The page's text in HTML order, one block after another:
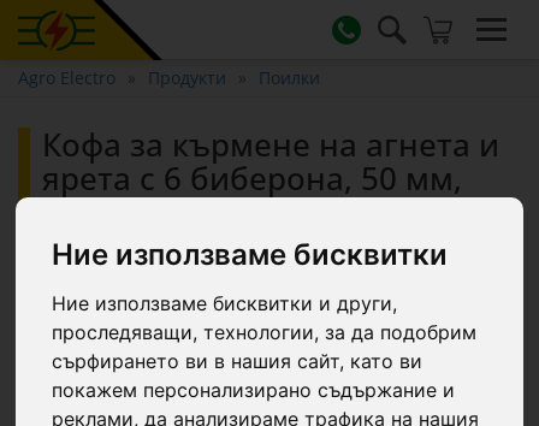
Ние използваме бисквитки
Ние използваме бисквитки и други,
проследяващи, технологии, за да подобрим
сърфирането ви в нашия сайт, като ви
покажем персонализирано съдържание и
реклами, да анализираме трафика на нашия
Agro Electro Продукти Поилки
Кофа за кърмене на агнета и
ярета с 6 биберона, 50 мм,
10 литра